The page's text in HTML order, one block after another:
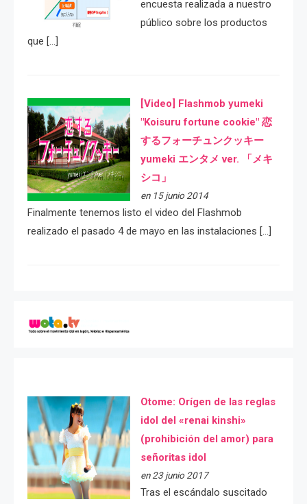
encuesta realizada a nuestro
público sobre los productos
que […]
[Video] Flashmob yumeki
"Koisuru fortune cookie" 恋
するフォーチュンクッキー
yumeki エンタメ ver. 「メキ
シコ」
en 15 junio 2014
Finalmente tenemos listo el video del Flashmob
realizado el pasado 4 de mayo en las instalaciones […]
Otome: Orígen de las reglas
idol del «renai kinshi»
(prohibición del amor) para
señoritas idol
en 23 junio 2017
Tras el escándalo suscitado